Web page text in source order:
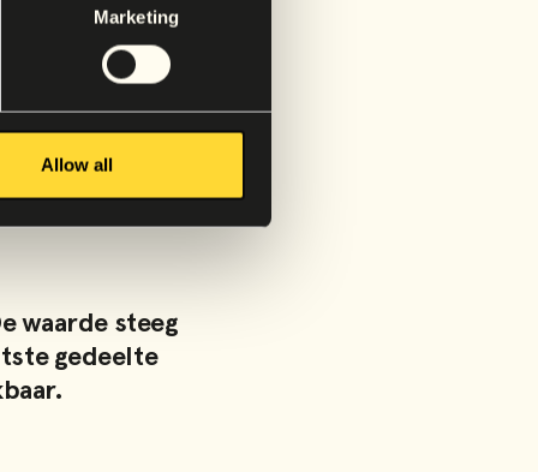
Marketing
Allow all
waarde steeg
gedeelte